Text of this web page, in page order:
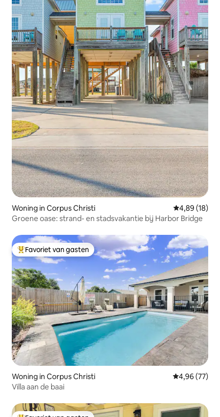
Woning in Corpus Christi Gemiddelde
4,89 (18)
Groene oase: strand- en stadsvakantie bij Harbor Bridge
Topfavoriet van gasten
Favoriet van gasten
Woning in Corpus Christi Gemiddelde
4,96 (77)
Villa aan de baai